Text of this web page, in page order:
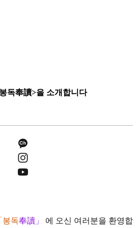
독奉讀>을 소개합니다
봉독奉讀 」 에 오신 여러분을 환영합